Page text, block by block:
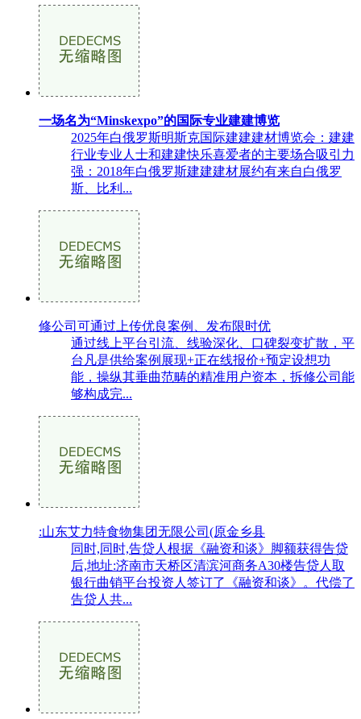
一场名为“Minskexpo”的国际专业建建博览
2025年白俄罗斯明斯克国际建建建材博览会：建建
行业专业人士和建建快乐喜爱者的主要场合吸引力
强：2018年白俄罗斯建建建材展约有来自白俄罗
斯、比利...
修公司可通过上传优良案例、发布限时优
通过线上平台引流、线验深化、口碑裂变扩散，平
台凡是供给案例展现+正在线报价+预定设想功
能，操纵其垂曲范畴的精准用户资本，拆修公司能
够构成完...
:山东艾力特食物集团无限公司(原金乡县
同时,同时,告贷人根据《融资和谈》脚额获得告贷
后,地址:济南市天桥区清滨河商务A30楼告贷人取
银行曲销平台投资人签订了《融资和谈》。代偿了
告贷人共...